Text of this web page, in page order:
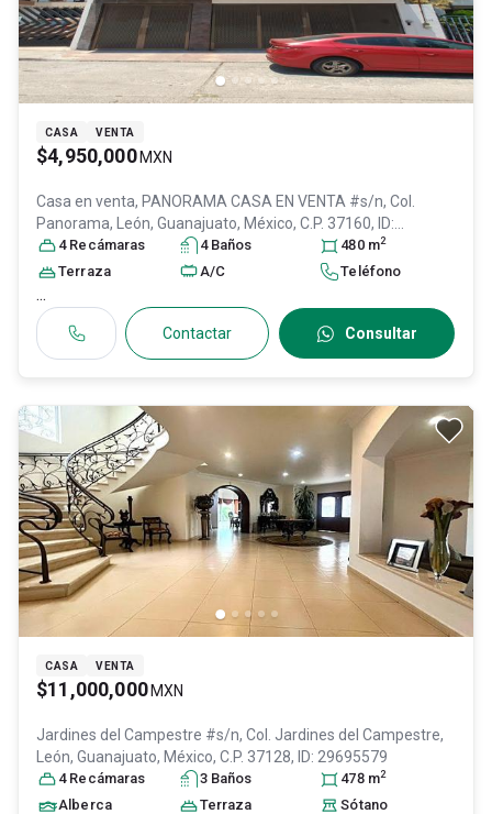
CASA VENTA
$4,950,000 MXN
Casa en venta, PANORAMA CASA EN VENTA #s/n, Col.
Panorama,
León, Guanajuato, México, C.P. 37160, ID:
29990954
4 Recámaras 4 Baños 480 m2
Terraza A/C Teléfono
...
Contactar Consultar
CASA VENTA
$11,000,000 MXN
Jardines del Campestre #s/n, Col. Jardines del Campestre,
León, Guanajuato, México, C.P. 37128, ID: 29695579
4 Recámaras 3 Baños 478 m2
Alberca Terraza Sótano